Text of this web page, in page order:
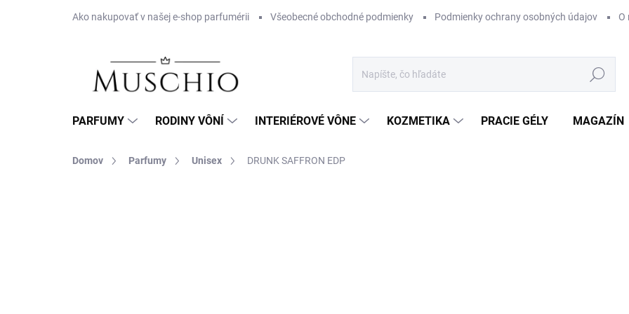
Ako nakupovať v našej e-shop parfumérii Všeobecné obchodné podmienky Podmienky ochrany osobných údajov O
Hľadať
PARFUMY RODINY VÔNÍ INTERIÉROVÉ VÔNE KOZMETIKA PRACIE GÉLY MAGAZÍN
Domov Parfumy Unisex DRUNK SAFFRON EDP